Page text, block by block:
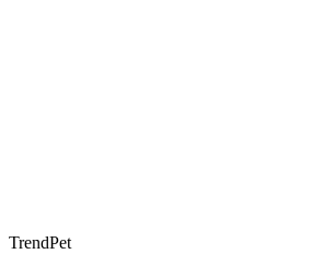
TrendPet